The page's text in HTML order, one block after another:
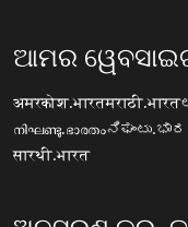
ଆମର
अमरकोश.भारतमराठी.भारत
നിഘണ്ടു.ഭാരതം
सारथी.भारत